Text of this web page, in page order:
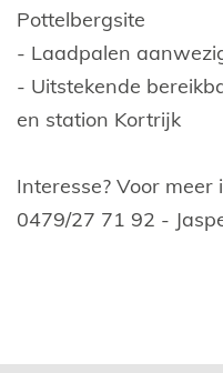
Pottelbergsite
- Laadpalen
- Uitstekende
en station Kortrijk
Interesse? Voor meer
0479/27 71 92 -